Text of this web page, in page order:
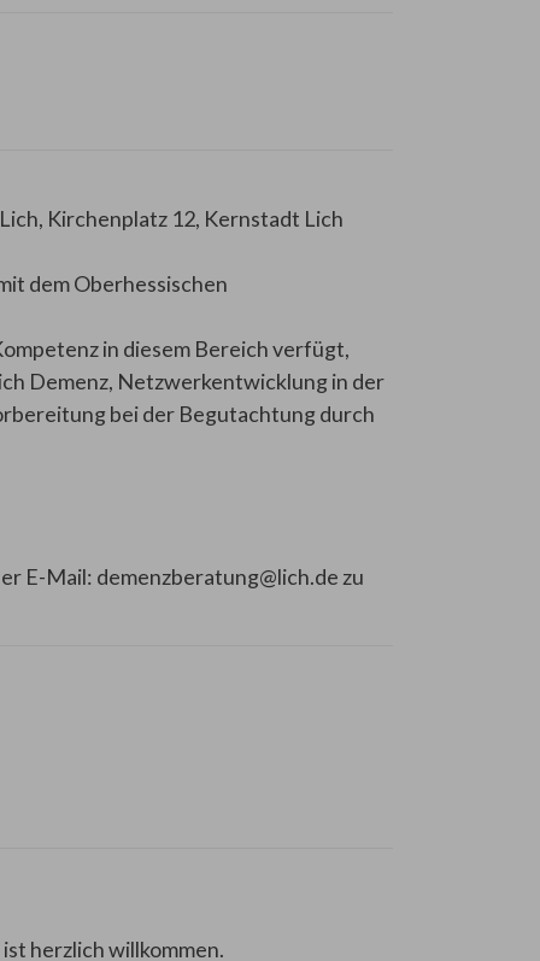
Kirchenplatz 12, Kernstadt Lich
dem Oberhessischen
in diesem Bereich verfügt,
Demenz, Netzwerkentwicklung in der
bei der Begutachtung durch
E-Mail: demenzberatung@lich.de zu
herzlich willkommen.